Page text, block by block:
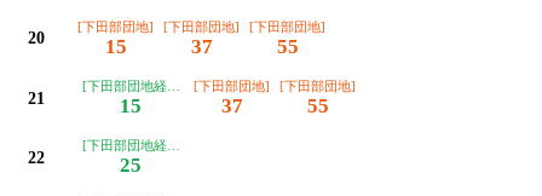
20
[下田部団地]
15
[下田部団地]
37
[下田部団地]
55
21
[下田部団地経由車庫前]
15
[下田部団地]
37
[下田部団地]
55
22
[下田部団地経由車庫前]
25